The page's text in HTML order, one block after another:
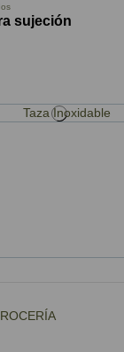
sujeción